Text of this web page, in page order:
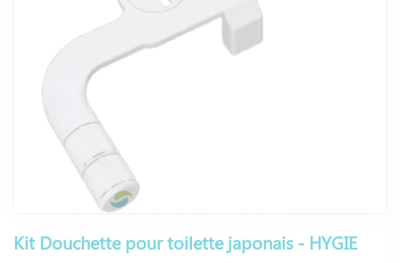
Kit Douchette pour toilette japonais - HYGIE